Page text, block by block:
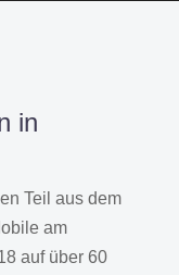
in
Teil aus dem
am
auf über 60